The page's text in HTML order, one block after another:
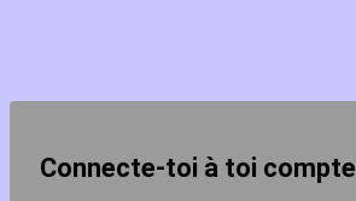
Connecte-toi à toi compte